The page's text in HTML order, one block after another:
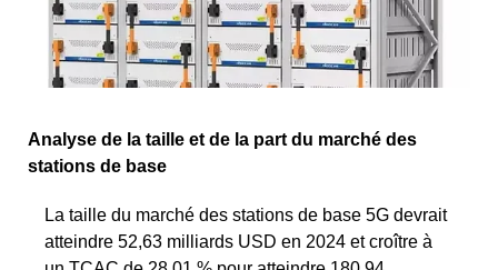
Analyse de la taille et de la part du marché des
stations de base
La taille du marché des stations de base 5G devrait
atteindre 52,63 milliards USD en 2024 et croître à